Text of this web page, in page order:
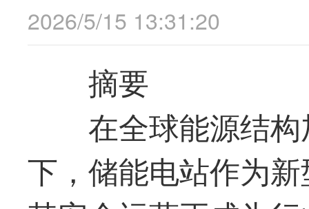
2026/5/15 13:31:20
摘要
在全球能源结
下，储能电站作为